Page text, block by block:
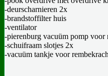
-deurscharnieren 2x
-brandstoffilter huis
-ventilator
-pierenburg vacuüm pomp voor
-schuifraam slotjes 2x
-vacuüm tankje voor